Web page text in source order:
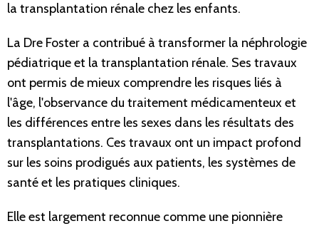
la transplantation rénale chez les enfants.
La Dre Foster a contribué à transformer la néphrologie
pédiatrique et la transplantation rénale. Ses travaux
ont permis de mieux comprendre les risques liés à
l'âge, l'observance du traitement médicamenteux et
les différences entre les sexes dans les résultats des
transplantations. Ces travaux ont un impact profond
sur les soins prodigués aux patients, les systèmes de
santé et les pratiques cliniques.
Elle est largement reconnue comme une pionnière